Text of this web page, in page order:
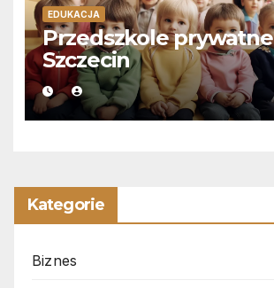
EDUKACJA
Przedszkole prywatne
Szczecin
Kategorie
Biznes